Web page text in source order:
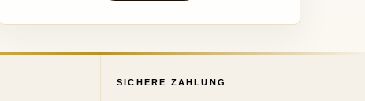
SICHERE ZAHLUNG